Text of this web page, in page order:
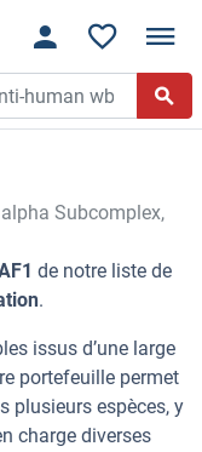
Subcomplex,
de notre liste de
.
issus d’une large
portefeuille permet
plusieurs espèces, y
charge diverses